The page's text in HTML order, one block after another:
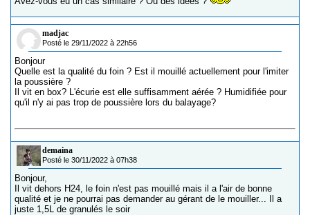
madjac
Posté le 29/11/2022 à 22h56
Bonjour
Quelle est la qualité du foin ? Est il mouillé actuellement pour l'imiter
la poussière ?
Il vit en box? L'écurie est elle suffisamment aérée ? Humidifiée pour
qu'il n'y ai pas trop de poussière lors du balayage?
demaina
Posté le 30/11/2022 à 07h38
Bonjour,
Il vit dehors H24, le foin n'est pas mouillé mais il a l'air de bonne
qualité et je ne pourrai pas demander au gérant de le mouiller... Il a
juste 1,5L de granulés le soir